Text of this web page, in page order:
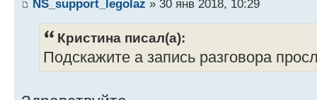
NS_support_legolaz » 30 янв 2018, 10:29
Кристина писал(а):
Подскажите а запись разговора